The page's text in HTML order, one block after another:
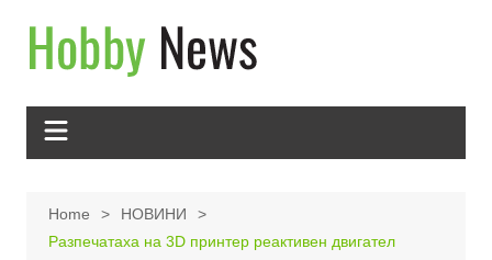
content
Home
НОВИНИ
Разпечатаха на 3D принтер реактивен двигател